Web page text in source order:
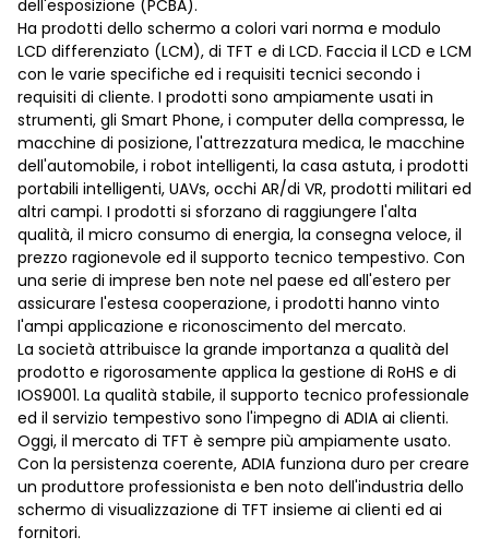
dell'esposizione (PCBA).
Ha prodotti dello schermo a colori vari norma e modulo
LCD differenziato (LCM), di TFT e di LCD. Faccia il LCD e LCM
con le varie specifiche ed i requisiti tecnici secondo i
requisiti di cliente. I prodotti sono ampiamente usati in
strumenti, gli Smart Phone, i computer della compressa, le
macchine di posizione, l'attrezzatura medica, le macchine
dell'automobile, i robot intelligenti, la casa astuta, i prodotti
portabili intelligenti, UAVs, occhi AR/di VR, prodotti militari ed
altri campi. I prodotti si sforzano di raggiungere l'alta
qualità, il micro consumo di energia, la consegna veloce, il
prezzo ragionevole ed il supporto tecnico tempestivo. Con
una serie di imprese ben note nel paese ed all'estero per
assicurare l'estesa cooperazione, i prodotti hanno vinto
l'ampi applicazione e riconoscimento del mercato.
La società attribuisce la grande importanza a qualità del
prodotto e rigorosamente applica la gestione di RoHS e di
IOS9001. La qualità stabile, il supporto tecnico professionale
ed il servizio tempestivo sono l'impegno di ADIA ai clienti.
Oggi, il mercato di TFT è sempre più ampiamente usato.
Con la persistenza coerente, ADIA funziona duro per creare
un produttore professionista e ben noto dell'industria dello
schermo di visualizzazione di TFT insieme ai clienti ed ai
fornitori.